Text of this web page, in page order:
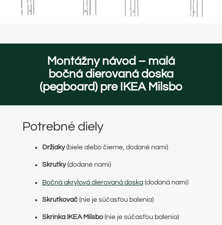
Montážny návod – malá
bočná dierovaná doska
(pegboard) pre IKEA Milsbo
Potrebné diely
Držiaky(biele alebo čierne, dodané nami)
Skrutky(dodané nami)
Bočná akrylová dierovaná doska(dodaná nami)
Skrutkovač(nie je súčasťou balenia)
Skrinka IKEA Milsbo(nie je súčasťou balenia)